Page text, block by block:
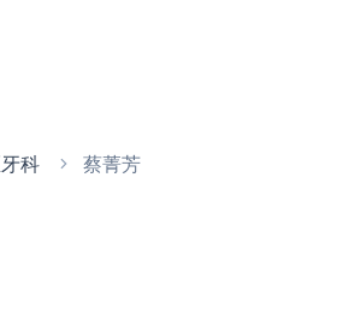
科 蔡菁芳